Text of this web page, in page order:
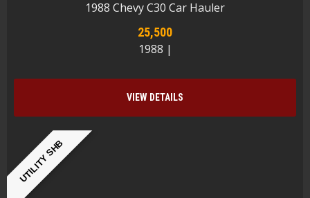
1988 Chevy C30 Car Hauler
25,500
1988 |
VIEW DETAILS
UTILITY SHB